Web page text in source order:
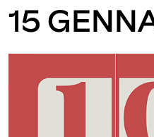
15